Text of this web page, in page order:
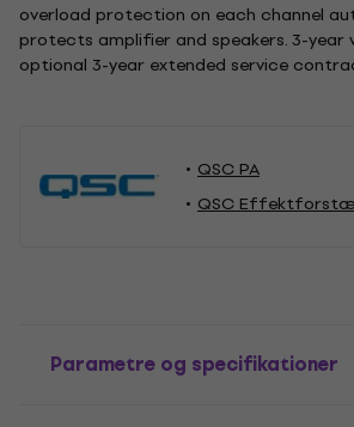
overload protection on each channel
protects amplifier and speakers. 3-year
optional 3-year extended service
QSC PA
QSC
Parametre og specifikationer